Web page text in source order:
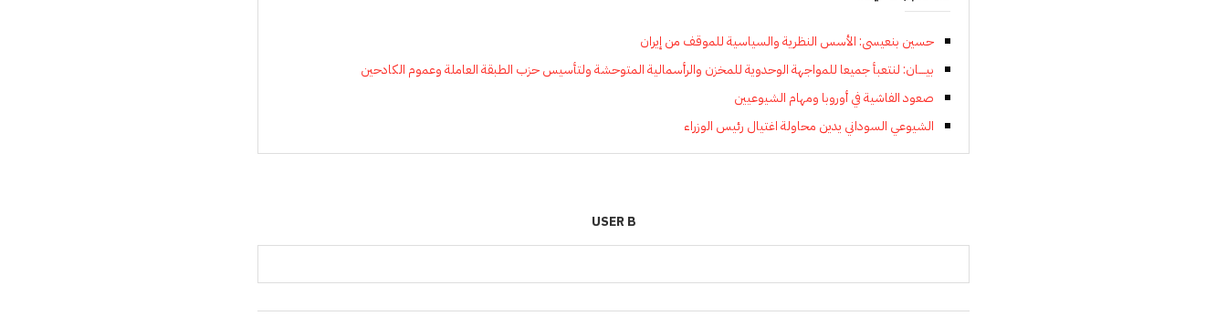
حسين بنعيسى: الأسس النظرية والسياسية للموقف من إيران
بيــــان: لنتعبأ جميعا للمواجهة الوحدوية للمخزن والرأسمالية المتوحشة ولتأسيس حزب الطبقة العاملة وعموم الكادحين
صعود الفاشية في أوروبا ومهام الشيوعيين
الشيوعي السوداني يدين محاولة اغتيال رئيس الوزراء
USER B